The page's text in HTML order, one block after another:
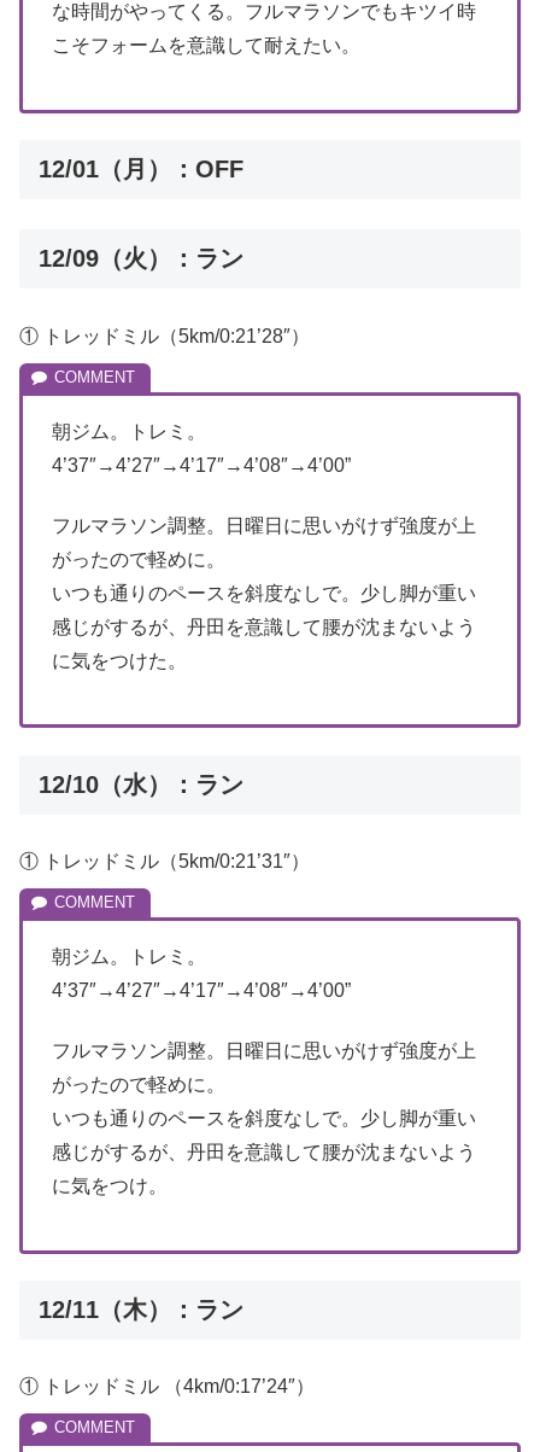
な時間がやってくる。フルマラソンでもキツイ時
こそフォームを意識して耐えたい。
12/01（月）：OFF
12/09（火）：ラン
① トレッドミル（5km/0:21’28″）
朝ジム。トレミ。
4’37″→4’27″→4’17″→4’08″→4’00”
フルマラソン調整。日曜日に思いがけず強度が上
がったので軽めに。
いつも通りのペースを斜度なしで。少し脚が重い
感じがするが、丹田を意識して腰が沈まないよう
に気をつけた。
12/10（水）：ラン
① トレッドミル（5km/0:21’31″）
朝ジム。トレミ。
4’37″→4’27″→4’17″→4’08″→4’00”
フルマラソン調整。日曜日に思いがけず強度が上
がったので軽めに。
いつも通りのペースを斜度なしで。少し脚が重い
感じがするが、丹田を意識して腰が沈まないよう
に気をつけ。
12/11（木）：ラン
① トレッドミル （4km/0:17’24″）